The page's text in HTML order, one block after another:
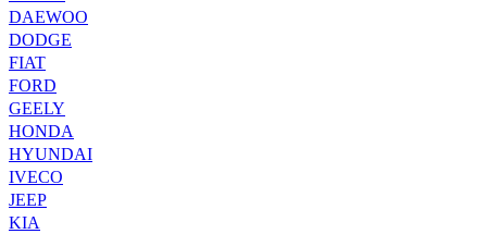
DAEWOO
DODGE
FIAT
FORD
GEELY
HONDA
HYUNDAI
IVECO
JEEP
KIA